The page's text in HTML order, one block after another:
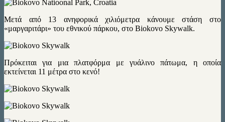
Μετά από 13 ανηφορικά χιλιόμετρα κάνουμε στάση στο
«μαργαριτάρι» του εθνικού πάρκου, στο Biokovo Skywalk.
Πρόκειται για μια πλατφόρμα με γυάλινο πάτωμα, η οποία
εκτείνεται 11 μέτρα στο κενό!